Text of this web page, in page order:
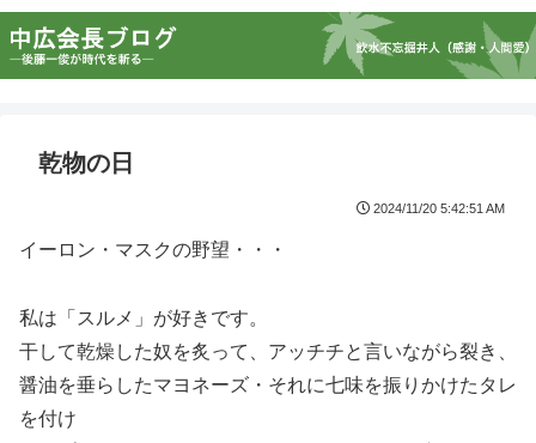
乾物の日
2024/11/20 5:42:51 AM
イーロン・マスクの野望・・・
私は「スルメ」が好きです。
干して乾燥した奴を炙って、アッチチと言いながら裂き、
醤油を垂らしたマヨネーズ・それに七味を振りかけたタレ
を付け